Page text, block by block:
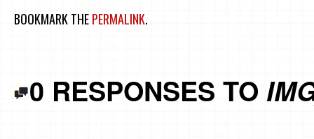
BOOKMARK THEPERMALINK.
0 RESPONSES TO